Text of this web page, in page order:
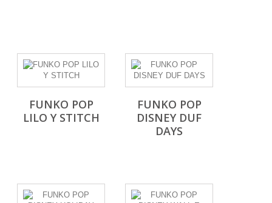
FUNKO POP
LILO Y STITCH
FUNKO POP
DISNEY DUF
DAYS